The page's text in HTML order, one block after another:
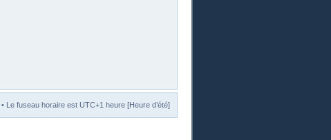
• Le fuseau horaire est UTC+1 heure [Heure d’été]